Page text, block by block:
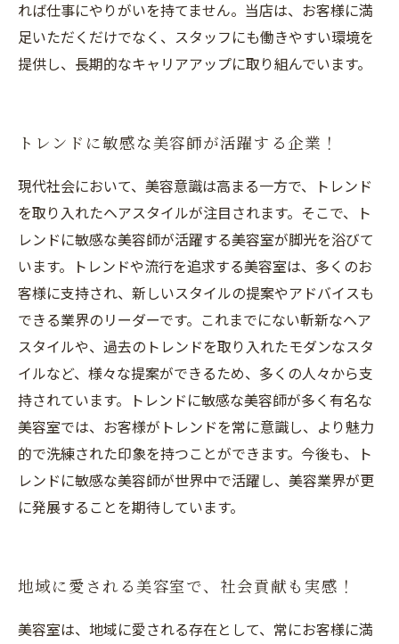
れば仕事にやりがいを持てません。当店は、お客様に満
足いただくだけでなく、スタッフにも働きやすい環境を
提供し、長期的なキャリアアップに取り組んでいます。
トレンドに敏感な美容師が活躍する企業！
現代社会において、美容意識は高まる一方で、トレンド
を取り入れたヘアスタイルが注目されます。そこで、ト
レンドに敏感な美容師が活躍する美容室が脚光を浴びて
います。トレンドや流行を追求する美容室は、多くのお
客様に支持され、新しいスタイルの提案やアドバイスも
できる業界のリーダーです。これまでにない斬新なヘア
スタイルや、過去のトレンドを取り入れたモダンなスタ
イルなど、様々な提案ができるため、多くの人々から支
持されています。トレンドに敏感な美容師が多く有名な
美容室では、お客様がトレンドを常に意識し、より魅力
的で洗練された印象を持つことができます。今後も、ト
レンドに敏感な美容師が世界中で活躍し、美容業界が更
に発展することを期待しています。
地域に愛される美容室で、社会貢献も実感！
美容室は、地域に愛される存在として、常にお客様に満